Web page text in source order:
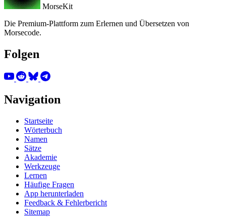
MorseKit
Die Premium-Plattform zum Erlernen und Übersetzen von
Morsecode.
Folgen
Navigation
Startseite
Wörterbuch
Namen
Sätze
Akademie
Werkzeuge
Lernen
Häufige Fragen
App herunterladen
Feedback & Fehlerbericht
Sitemap